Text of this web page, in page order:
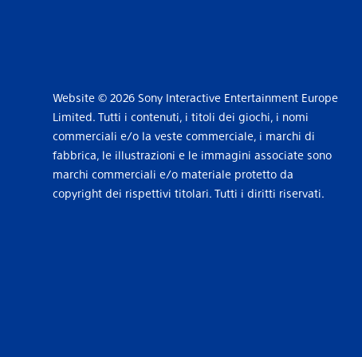
Website © 2026 Sony Interactive Entertainment Europe
Limited. Tutti i contenuti, i titoli dei giochi, i nomi
commerciali e/o la veste commerciale, i marchi di
fabbrica, le illustrazioni e le immagini associate sono
marchi commerciali e/o materiale protetto da
copyright dei rispettivi titolari. Tutti i diritti riservati.